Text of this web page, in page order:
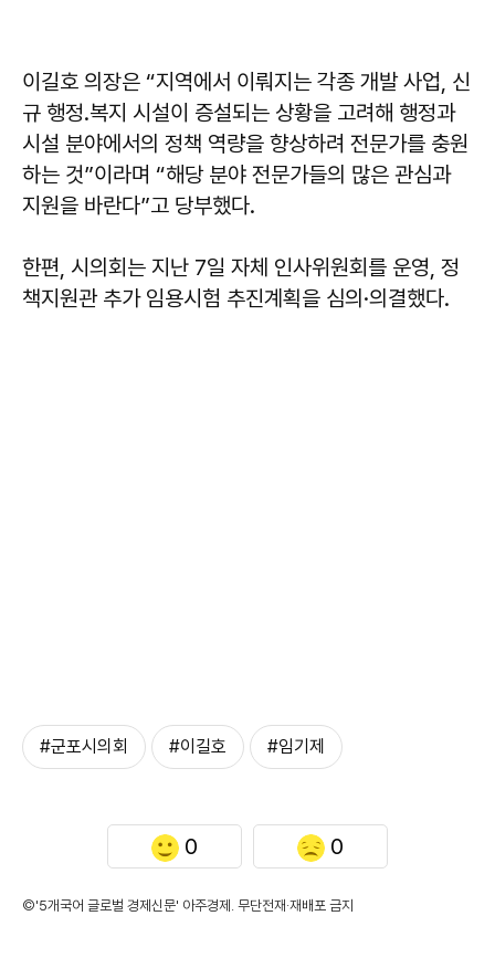
이길호 의장은 “지역에서 이뤄지는 각종 개발 사업, 신
규 행정․복지 시설이 증설되는 상황을 고려해 행정과
시설 분야에서의 정책 역량을 향상하려 전문가를 충원
하는 것”이라며 “해당 분야 전문가들의 많은 관심과
지원을 바란다”고 당부했다.
한편, 시의회는 지난 7일 자체 인사위원회를 운영, 정
책지원관 추가 임용시험 추진계획을 심의·의결했다.
#군포시의회 #이길호 #임기제
0 0
©'5개국어 글로벌 경제신문' 아주경제. 무단전재·재배포 금지